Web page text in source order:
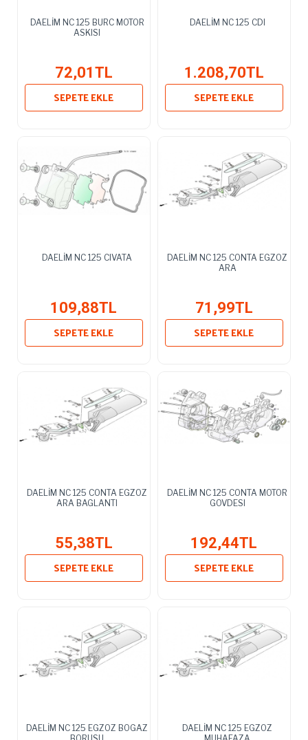
DAELİM NC 125 BURC MOTOR
ASKISI
72,01TL
SEPETE EKLE
DAELİM NC 125 CDI
1.208,70TL
SEPETE EKLE
DAELİM NC 125 CIVATA
109,88TL
SEPETE EKLE
DAELİM NC 125 CONTA EGZOZ
ARA
71,99TL
SEPETE EKLE
DAELİM NC 125 CONTA EGZOZ
ARA BAGLANTI
55,38TL
SEPETE EKLE
DAELİM NC 125 CONTA MOTOR
GOVDESI
192,44TL
SEPETE EKLE
DAELİM NC 125 EGZOZ BOGAZ
DAELİM NC 125 EGZOZ